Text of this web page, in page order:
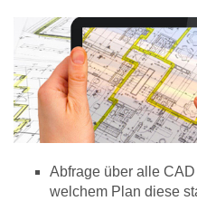
Abfrage über alle
welchem Plan diese